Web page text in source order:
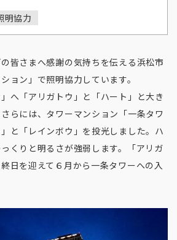
明協力
皆さまへ感謝の気持ちを伝える浜松市
ョン」で照明協力しています。
へ「アリガトウ」と「ハート」と大き
らには、タワーマンション「一条タワ
と「レインボウ」を投光しました。ハ
くりと明るさが強弱します。「アリガ
日を迎えて６月から一条タワーへの入